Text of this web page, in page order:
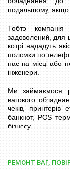
подальшому, якщо
Тобто
задоволений, для
котрі нададуть
поломки по
нас на місці або
інженери.
Ми займаємося
вагового
чеків, принтерів
банкнот, POS
бізнесу.
РЕМОНТ ВАГ,